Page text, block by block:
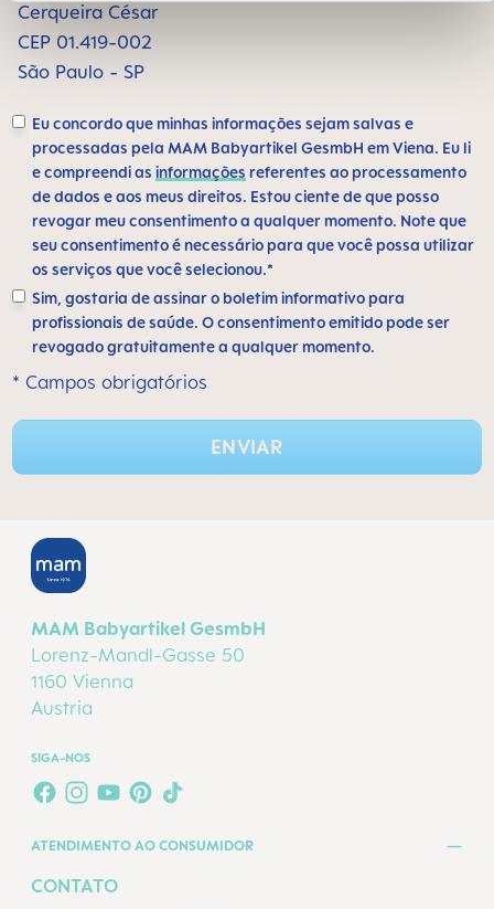
Cerqueira César
CEP 01.419-002
São Paulo - SP
Eu concordo que minhas informações sejam salvas e
processadas pela MAM Babyartikel GesmbH em Viena. Eu li
e compreendi as informações referentes ao processamento
de dados e aos meus direitos. Estou ciente de que posso
revogar meu consentimento a qualquer momento. Note que
seu consentimento é necessário para que você possa utilizar
os serviços que você selecionou.*
Sim, gostaria de assinar o boletim informativo para
profissionais de saúde. O consentimento emitido pode ser
revogado gratuitamente a qualquer momento.
* Campos obrigatórios
ENVIAR
MAM Babyartikel GesmbH
Lorenz-Mandl-Gasse 50
1160 Vienna
Austria
SIGA-NOS
FACEBOOK
INSTAGRAM
YOUTUBE
PINTEREST
TIKTOK
ATENDIMENTO AO CONSUMIDOR
CONTATO